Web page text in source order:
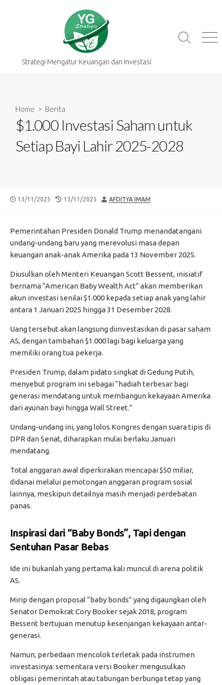
Strategi Mengatur Keuangan dan Investasi
Search
Home > Berita
$1.000 Investasi Saham untuk
Setiap Bayi Lahir 2025-2028
PUBLISHED
13/11/2025
LAST
13/11/2025 AUTHOR
AFDITYA IMAM
Pemerintahan Presiden Donald Trump menandatangani
undang-undang baru yang merevolusi masa depan
keuangan anak-anak Amerika pada 13 November 2025.
Diusulkan oleh Menteri Keuangan Scott Bessent, inisiatif
bernama “American Baby Wealth Act” akan memberikan
akun investasi senilai $1.000 kepada setiap anak yang lahir
antara 1 Januari 2025 hingga 31 Desember 2028.
Uang tersebut akan langsung diinvestasikan di pasar saham
AS, dengan tambahan $1.000 lagi bagi keluarga yang
memiliki orang tua pekerja.
Presiden Trump, dalam pidato singkat di Gedung Putih,
menyebut program ini sebagai “hadiah terbesar bagi
generasi mendatang untuk membangun kekayaan Amerika
dari ayunan bayi hingga Wall Street.”
Undang-undang ini, yang lolos Kongres dengan suara tipis di
DPR dan Senat, diharapkan mulai berlaku Januari
mendatang.
Total anggaran awal diperkirakan mencapai $50 miliar,
didanai melalui pemotongan anggaran program sosial
lainnya, meskipun detailnya masih menjadi perdebatan
panas.
Inspirasi dari “Baby Bonds”, Tapi dengan
Sentuhan Pasar Bebas
Ide ini bukanlah yang pertama kali muncul di arena politik
AS.
Mirip dengan proposal “baby bonds” yang digaungkan oleh
Senator Demokrat Cory Booker sejak 2018, program
Bessent bertujuan menutup kesenjangan kekayaan antar-
generasi.
Namun, perbedaan mencolok terletak pada instrumen
investasinya: sementara versi Booker mengusulkan
obligasi pemerintah atau tabungan berbunga tetap yang